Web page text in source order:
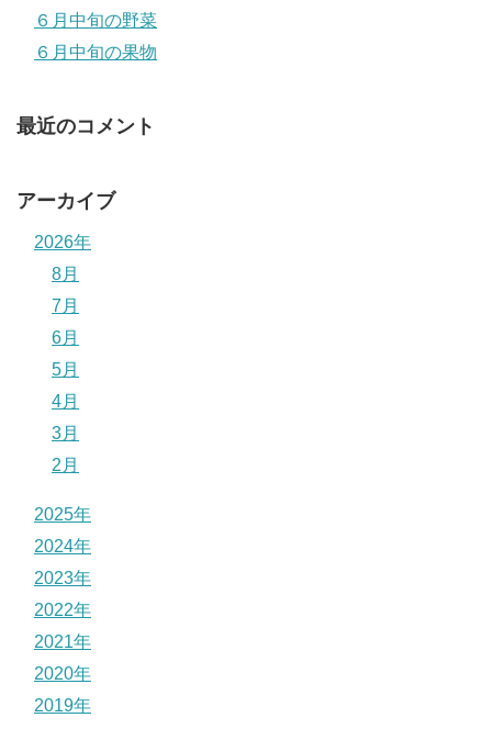
６月中旬の野菜
６月中旬の果物
最近のコメント
アーカイブ
2026年
8月
7月
6月
5月
4月
3月
2月
2025年
2024年
2023年
2022年
2021年
2020年
2019年